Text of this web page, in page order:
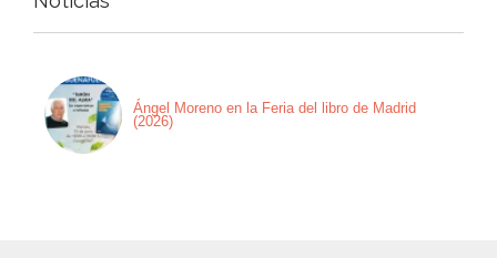
Ángel Moreno en la Feria del libro de Madrid
(2026)